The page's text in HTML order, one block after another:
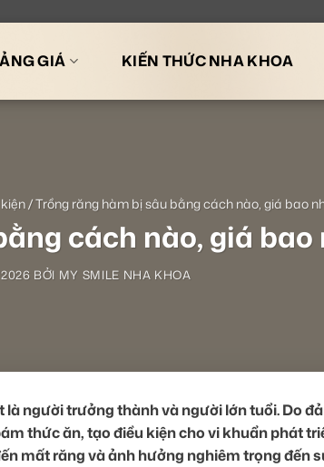
GIÁ KIẾN THỨC NHA KHOA
/Trồng răng hàm bị sâu bằng cách nào, giá bao
cách nào, giá bao
BỞI MY SMILE NHA KHOA
người trưởng thành và người lớn tuổi. Do
thức ăn, tạo điều kiện cho vi khuẩn phát
mất răng và ảnh hưởng nghiêm trọng đến